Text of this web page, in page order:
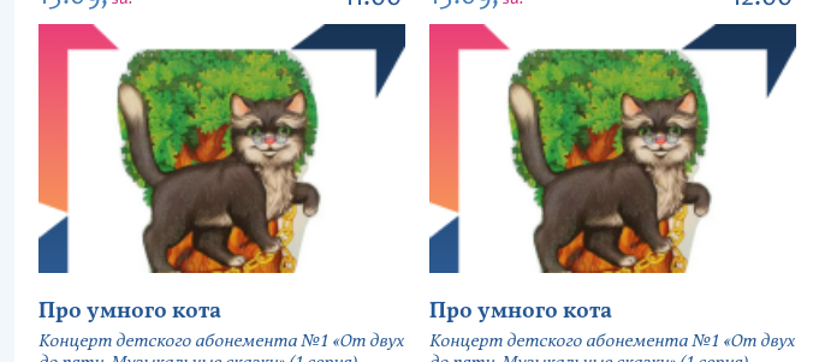
Про умного кота
Концерт детского абонемента №1 «От двух
Про умного кота
Концерт детского абонемента №1 «От двух